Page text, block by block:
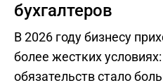
бухгалтеров
В 2026 году бизнесу
более жестких
обязательств стало